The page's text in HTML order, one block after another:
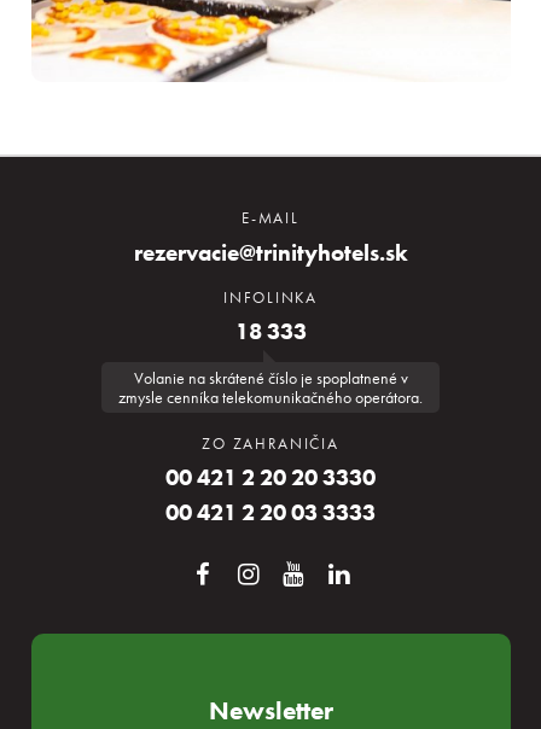
E-MAIL
rezervacie@trinityhotels.sk
INFOLINKA
18 333
Volanie na skrátené číslo je spoplatnené v
zmysle cenníka telekomunikačného operátora.
ZO ZAHRANIČIA
00 421 2 20 20 3330
00 421 2 20 03 3333
Newsletter